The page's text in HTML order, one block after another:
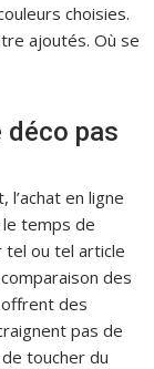
choisies.
ajoutés. Où se
pas
en ligne
temps de
tel ou tel article
des
des
pas de
toucher du